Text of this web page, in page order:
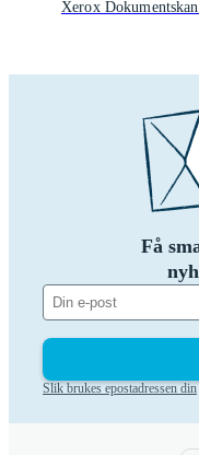
Xerox
Få
Slik brukes epostadressen din